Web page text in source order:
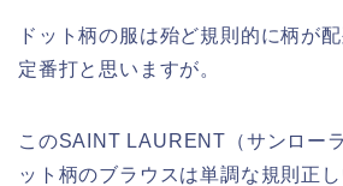
ドット柄の服は殆ど規則的に柄が
定番打と思いますが。
このSAINT LAURENT（サンロー
ット柄のブラウスは単調な規則正し